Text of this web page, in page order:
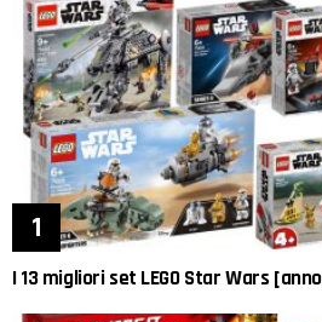
I 13 migliori set LEGO Star Wars